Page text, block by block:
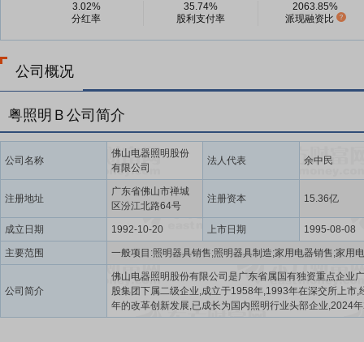
3.02%
分红率
35.74%
股利支付率
2063.85%
派现融资比
公司概况
粤照明Ｂ公司简介
公司名称
佛山电器照明股份
有限公司
法人代表 余中民
注册地址
广东省佛山市禅城
区汾江北路64号
注册资本 15.36亿
成立日期 1992-10-20 上市日期 1995-08-08
主要范围
公司简介
佛山电器照明股份有限公司是广东省属国有独资重点企业
股集团下属二级企业,成立于1958年,1993年在深交所上市,
年的改革创新发展,已成长为国内照明行业头部企业,2024
认定为“中华老字号”,入选《亚洲品牌500强》,是广东省制